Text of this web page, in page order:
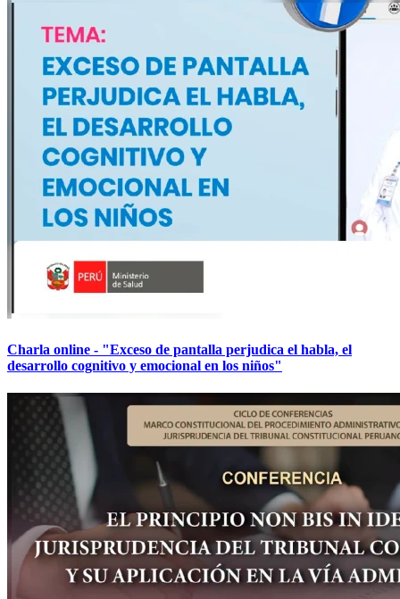
Charla online - "Exceso de pantalla perjudica el habla, el
desarrollo cognitivo y emocional en los niños"